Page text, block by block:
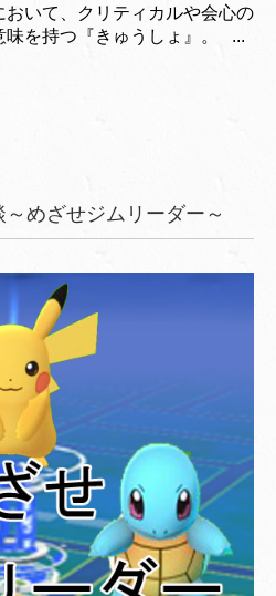
おいて、クリティカルや会心の
味を持つ『きゅうしょ』。 ...
めざせジムリーダー～